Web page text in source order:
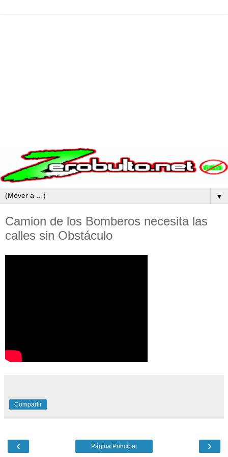
▼
Camion de los Bomberos necesita las
calles sin Obstáculo
Compartir
‹ ›
Página Principal